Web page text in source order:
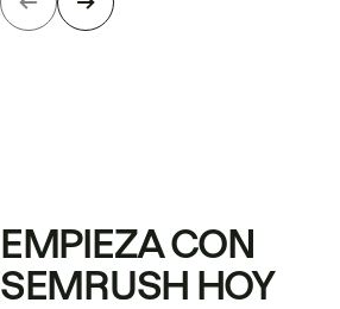
EMPIEZA CON
SEMRUSH HOY